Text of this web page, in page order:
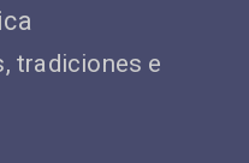
tradiciones e